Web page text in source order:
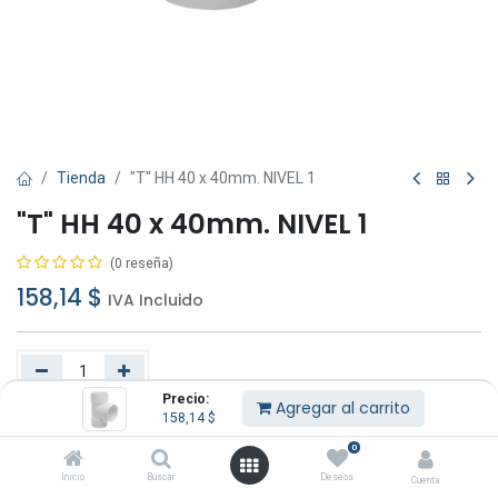
Precio:
158,14$ Agregar al carrito
Inicio Buscar
0
Deseos Cuenta
Tienda "T" HH 40 x 40mm. NIVEL 1
"T" HH 40 x 40mm. NIVEL 1
(0 reseña)
158,14 $ IVA Incluido
Agregar al carrito Comprar ahora
Añadir a lista de deseos